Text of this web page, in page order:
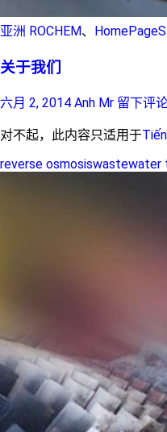
亚洲 ROCHEM、
关于我们
六月 2, 2014 Anh Mr 留下评
对不起，此内容只适用于
reverse osmosiswastewater